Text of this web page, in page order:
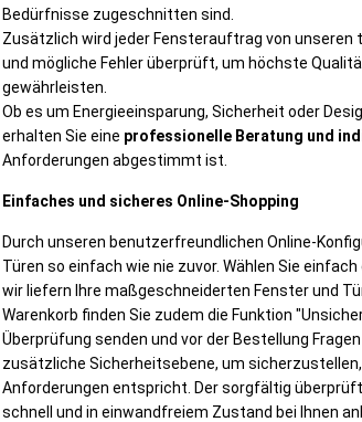
Bedürfnisse zugeschnitten sind.
Zusätzlich wird jeder Fensterauftrag von
und mögliche Fehler überprüft, um höchste
gewährleisten.
Ob es um Energieeinsparung, Sicherheit oder
erhalten Sie eine professionelle Beratung und
Anforderungen abgestimmt ist.
Einfaches und sicheres Online-Shopping
Durch unseren benutzerfreundlichen Online-
Türen so einfach wie nie zuvor. Wählen Sie
wir liefern Ihre maßgeschneiderten Fenster und
Warenkorb finden Sie zudem die Funktion
Überprüfung senden und vor der Bestellung
zusätzliche Sicherheitsebene, um
Anforderungen entspricht. Der sorgfältig
schnell und in einwandfreiem Zustand bei Ihnen